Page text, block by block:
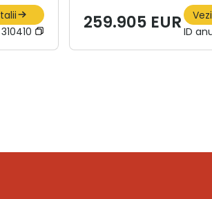
310410 259.905 EUR ID